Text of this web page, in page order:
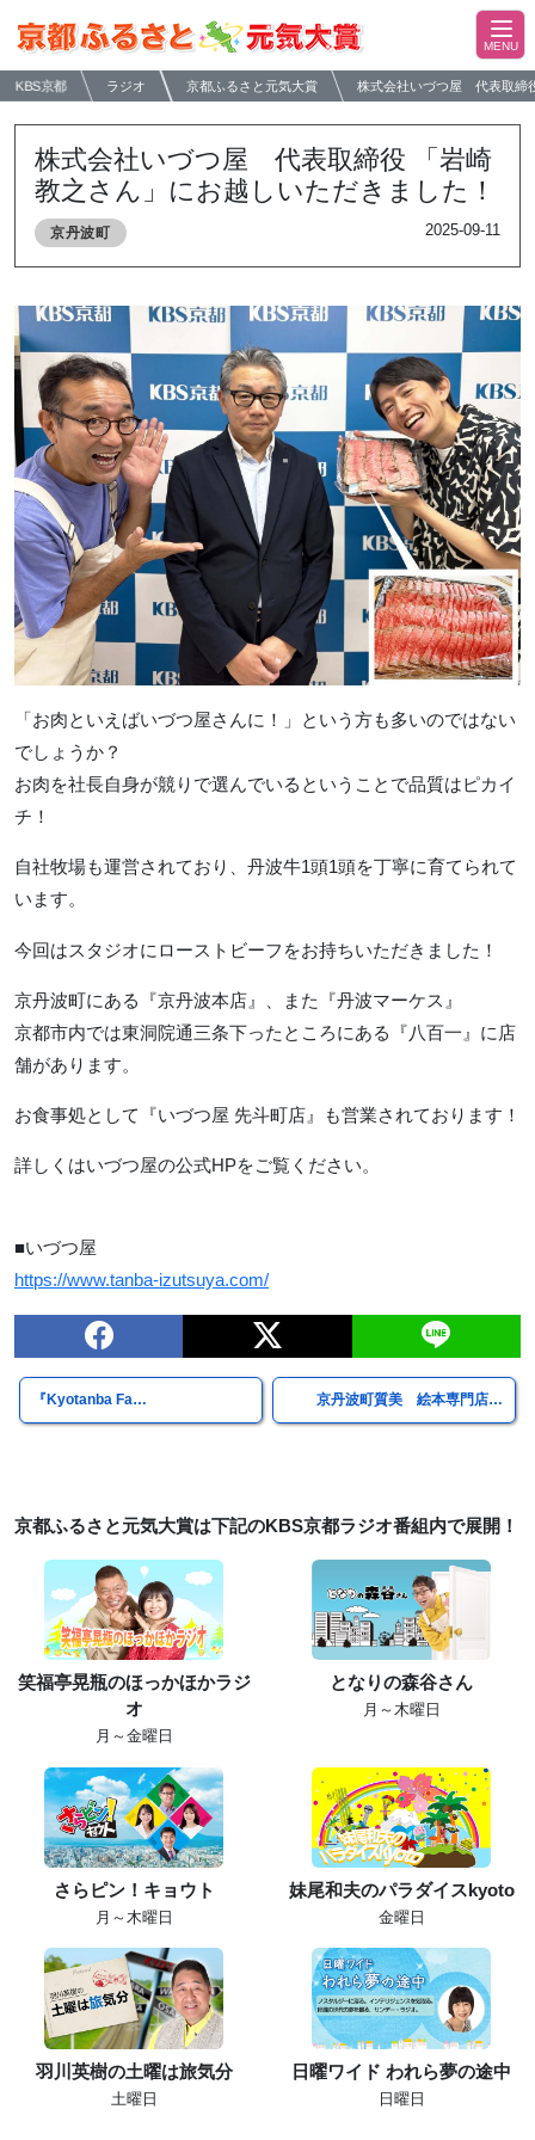
KBS京都 ラジオ 京都ふるさと元気大賞 株式会社いづつ屋 代表取締
株式会社いづつ屋 代表取締役 「岩崎
教之さん」にお越しいただきました！
京丹波町 2025-09-11
「お肉といえばいづつ屋さんに！」という方も多いのではない
でしょうか？
お肉を社長自身が競りで選んでいるということで品質はピカイ
チ！
自社牧場も運営されており、丹波牛1頭1頭を丁寧に育てられて
います。
今回はスタジオにローストビーフをお持ちいただきました！
京丹波町にある『京丹波本店』、また『丹波マーケス』
京都市内では東洞院通三条下ったところにある『八百一』に店
舗があります。
お食事処として『いづつ屋 先斗町店』も営業されております！
詳しくはいづつ屋の公式HPをご覧ください。
■いづつ屋
https://www.tanba-izutsuya.com/
『Kyotanba Fa… 京丹波町質美 絵本専門店…
京都ふるさと元気大賞は下記のKBS京都ラジオ番組内で展開！
笑福亭晃瓶のほっかほかラジ
オ
月～金曜日
となりの森谷さん
月～木曜日
さらピン！キョウト
月～木曜日
妹尾和夫のパラダイスkyoto
金曜日
羽川英樹の土曜は旅気分
土曜日
日曜ワイド われら夢の途中
日曜日